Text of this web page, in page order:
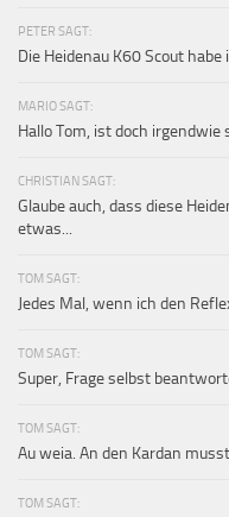
PETER SAGT:
Die Heidenau K60 Scout
MARIO SAGT:
Hallo Tom, ist doch irgendwie
CHRISTIAN SAGT:
Glaube auch, dass diese
etwas...
TOM SAGT:
Jedes Mal, wenn ich den
TOM SAGT:
Super, Frage selbst
TOM SAGT:
Au weia. An den Kardan
TOM SAGT: